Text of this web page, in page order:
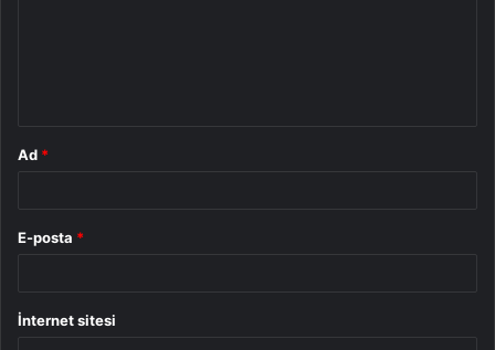
Ad *
E-posta *
İnternet sitesi